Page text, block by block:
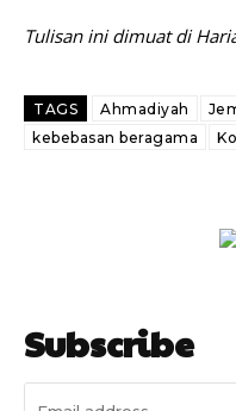
Tulisan ini dimuat di
TAGS Ahmadiyah
kebebasan beragama
Subscribe